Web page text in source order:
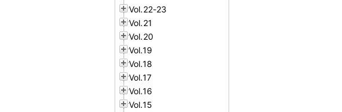
Vol.22-23
Vol.21
Vol.20
Vol.19
Vol.18
Vol.17
Vol.16
Vol.15